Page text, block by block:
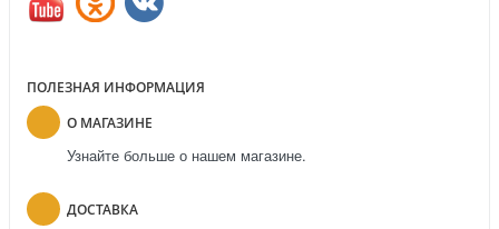
ПОЛЕЗНАЯ ИНФОРМАЦИЯ
О МАГАЗИНЕ
Узнайте больше о нашем магазине.
ДОСТАВКА